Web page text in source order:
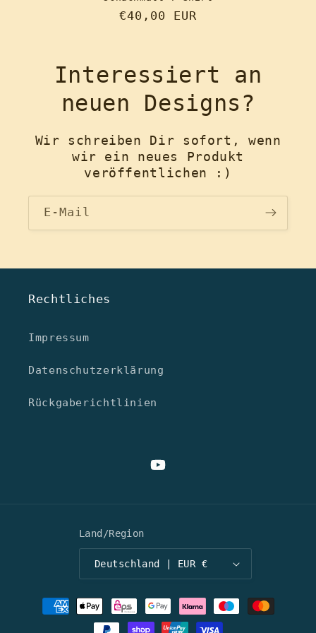
Normaler
€40,00 EUR
Interessiert an
neuen Designs?
Wir schreiben Dir sofort, wenn
wir ein neues Produkt
veröffentlichen :)
E-Mail
Rechtliches
Impressum
Datenschutzerklärung
Rückgaberichtlinien
YouTube
Land/Region
Deutschland | EUR €
Zahlungsmethoden